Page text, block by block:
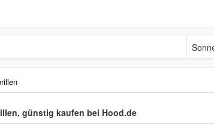
günstig kaufen bei Hood.de